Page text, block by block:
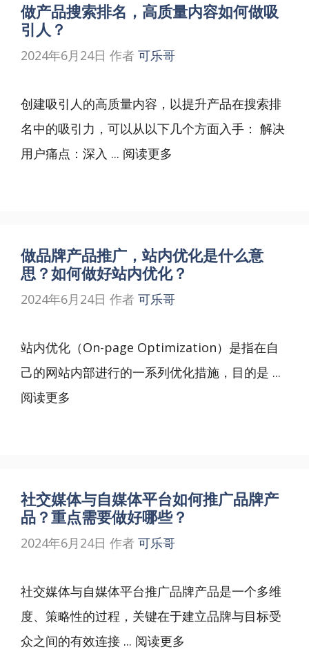
做产品搜索排名，高质量内容如何做吸
引人？
2024年6月24日 作者 可乐哥
创建吸引人的高质量内容，以提升产品在搜索排
名中的吸引力，可以从以下几个方面入手： 解决
用户痛点：深入 ... 阅读更多
做品牌产品推广，站内优化是什么意
思？如何做好站内优化？
2024年6月24日 作者 可乐哥
站内优化（On-page Optimization）是指在自
己的网站内部进行的一系列优化措施，目的是 ...
阅读更多
社交媒体与自媒体平台如何推广品牌产
品？重点需要做好哪些？
2024年6月24日 作者 可乐哥
社交媒体与自媒体平台推广品牌产品是一个多维
度、策略性的过程，关键在于建立品牌与目标受
众之间的有效连接 ... 阅读更多